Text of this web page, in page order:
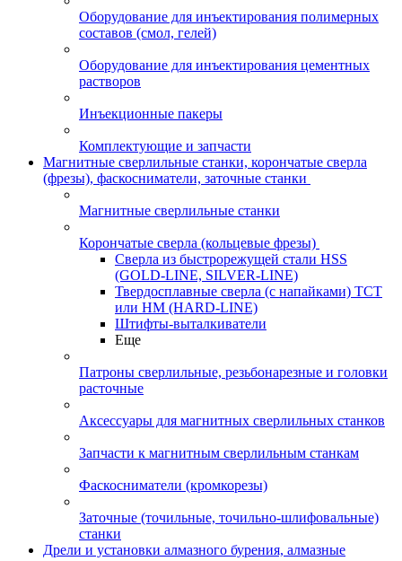
Оборудование для инъектирования полимерных
составов (смол, гелей)
Оборудование для инъектирования цементных
растворов
Инъекционные пакеры
Комплектующие и запчасти
Магнитные сверлильные станки, корончатые сверла
(фрезы), фаскосниматели, заточные станки
Магнитные сверлильные станки
Корончатые сверла (кольцевые фрезы)
Сверла из быстрорежущей стали HSS
(GOLD-LINE, SILVER-LINE)
Твердосплавные сверла (с напайками) ТСТ
или HM (HARD-LINE)
Штифты-выталкиватели
Еще
Патроны сверлильные, резьбонарезные и головки
расточные
Аксессуары для магнитных сверлильных станков
Запчасти к магнитным сверлильным станкам
Фаскосниматели (кромкорезы)
Заточные (точильные, точильно-шлифовальные)
станки
Дрели и установки алмазного бурения, алмазные